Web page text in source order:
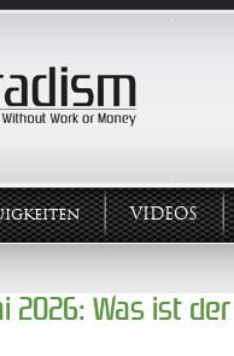
VIDEOS
2026: Was ist